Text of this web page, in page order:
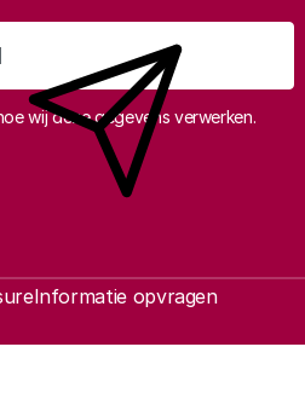
Aanmelden
wij deze gegevens verwerken.
Informatie opvragen